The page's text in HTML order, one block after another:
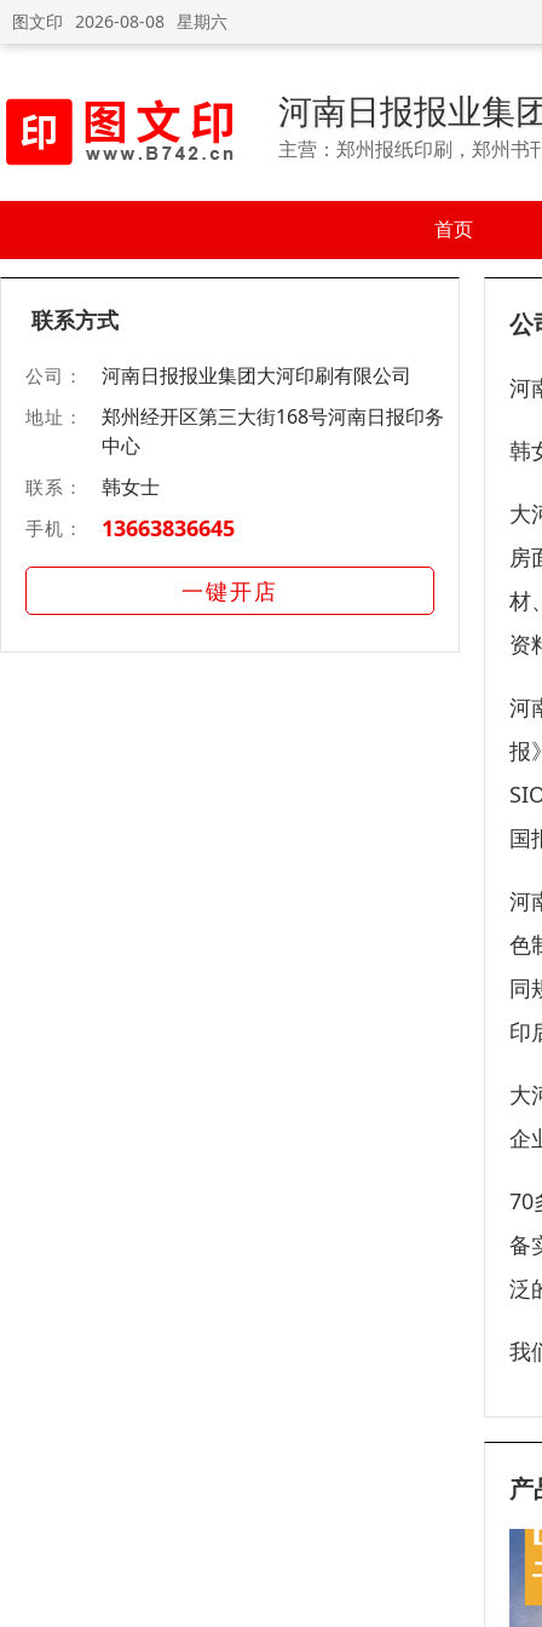
图文印 2026-08-08 星期六
河南日报报业集
主营：郑州报纸印刷，郑州书
首页
联系方式
公司： 河南日报报业集团大河印刷有限公司
地址：
郑州经开区第三大街168号河南日报印务
中心
联系： 韩女士
手机： 13663836645
一键开店
公
河
韩
大
房
材
资
河
报
国
河
色
同
印
大
企
70
备
泛
我
产